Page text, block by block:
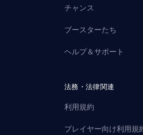
チャンス
ブースターたち
ヘルプ＆サポート
法務・法律関連
利用規約
プレイヤー向け利用規